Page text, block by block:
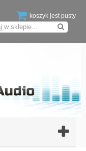
koszyk jest pusty